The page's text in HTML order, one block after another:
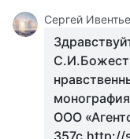
Сергей
ООО
357с.http://